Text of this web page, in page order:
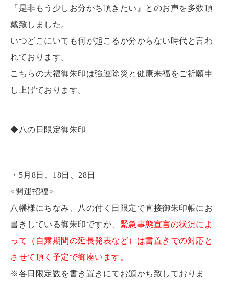
『是非もう少しお分かち頂きたい』とのお声を多数頂
戴致しました。
いつどこにいても何が起こるか分からない時代と言わ
れております。
こちらの大福御朱印は強運除災と健康来福をご祈願申
し上げております。
◆八の日限定御朱印
・5月8日、18日、28日
<開運招福>
八幡様にちなみ、八の付く日限定で直接御朱印帳にお
書きしている御朱印ですが、 緊急事態宣言の状況によ
って（自粛期間の延長発表など）は書置きでの対応と
させて頂く予定で御座います。
※各日限定数を書き置きにてお頒かち致しておりま